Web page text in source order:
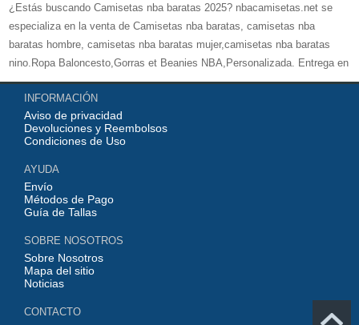
¿Estás buscando Camisetas nba baratas 2025? nbacamisetas.net se
especializa en la venta de Camisetas nba baratas, camisetas nba
baratas hombre, camisetas nba baratas mujer,camisetas nba baratas
nino.Ropa Baloncesto,Gorras et Beanies NBA,Personalizada. Entrega en
24 / 48H, la seguridad de pago con tarjeta de crédito, puedes estar
seguro de la compra. Gracias por elegir nbacamisetas.net usted. Miles de
nuestros clientes han verificado una calidad 100% excelente.
INFORMACIÓN
Aviso de privacidad
Devoluciones y Reembolsos
Condiciones de Uso
AYUDA
Envío
Métodos de Pago
Guía de Tallas
SOBRE NOSOTROS
Sobre Nosotros
Mapa del sitio
Noticias
CONTACTO